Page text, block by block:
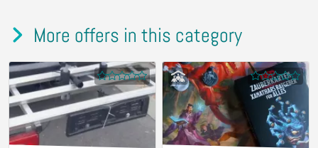
More offers in this category